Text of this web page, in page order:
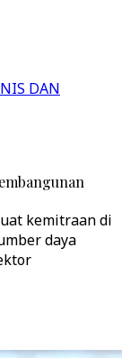
DAN
kemitraan di
daya